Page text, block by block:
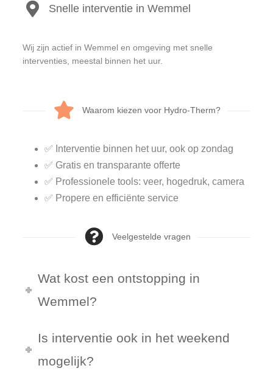
Snelle interventie in Wemmel
Wij zijn actief in Wemmel en omgeving met snelle
interventies, meestal binnen het uur.
Waarom kiezen voor Hydro-Therm?
✅ Interventie binnen het uur, ook op zondag
✅ Gratis en transparante offerte
✅ Professionele tools: veer, hogedruk, camera
✅ Propere en efficiënte service
Veelgestelde vragen
Wat kost een ontstopping in
Wemmel?
Is interventie ook in het weekend
mogelijk?